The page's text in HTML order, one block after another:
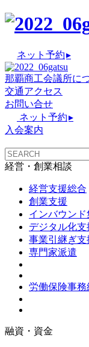
ネット予約▸
那覇商工会議所に
交通アクセス
お問い合せ
ネット予約▸
入会案内
経営・創業相談
経営支援総合
創業支援
インバウンド
デジタル化支
事業引継ぎ支
専門家派遣
労働保険事
融資・資金